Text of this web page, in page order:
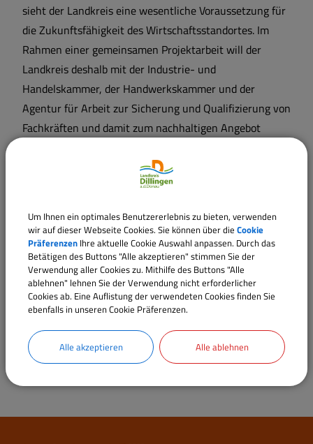
sieht der Landkreis eine wesentliche Voraussetzung für
die Zukunftsfähigkeit des Wirtschaftsstandortes. Im
Rahmen einer gemeinsamen Projektarbeit will der
Landkreis deshalb mit der Industrie- und
Handelskammer, der Handwerkskammer und der
Agentur für Arbeit zur Sicherung und Qualifizierung von
Fachkräften und damit zum nachhaltigen Angebot
Daneben unterstützt der Landkreis das Projekt TEA
inrichtungen
Augsburg zusammengeschlossen, deren Schwerpunkte
in der Produktionstechnik, der Mechatronik, der
Antriebstechnik, der Materialwissenschaft und dem
Innovationsmanagement liegen. Mit Hilfe von TEA soll
die Zusammenarbeit kleinerer und mittelständischer
der Fluss von Hochschul-Knowhow in die heimische
Wirtschaft verstärkt werden.
Um Ihnen ein optimales Benutzererlebnis zu bieten, verwenden
wir auf dieser Webseite Cookies. Sie können über die Cookie
Präferenzen Ihre aktuelle Cookie Auswahl anpassen. Durch das
Betätigen des Buttons "Alle akzeptieren" stimmen Sie der
Verwendung aller Cookies zu. Mithilfe des Buttons "Alle
ablehnen" lehnen Sie der Verwendung nicht erforderlicher
Cookies ab. Eine Auflistung der verwendeten Cookies finden Sie
ebenfalls in unseren Cookie Präferenzen.
Alle akzeptieren Alle ablehnen